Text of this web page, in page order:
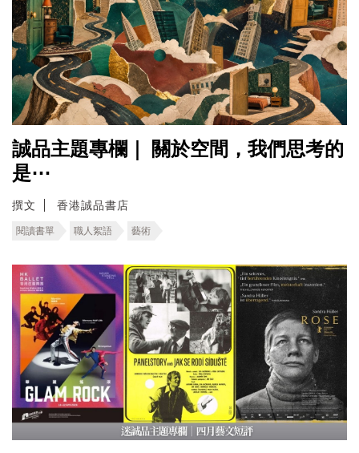
誠品主題專欄｜ ​關於空間，我們思考的
是⋯
撰文 香港誠品書店
閱讀書單 職人絮語 藝術